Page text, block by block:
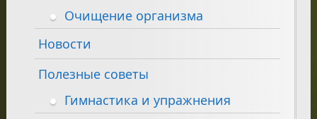
Очищение организма
Новости
Полезные советы
Гимнастика и упражнения